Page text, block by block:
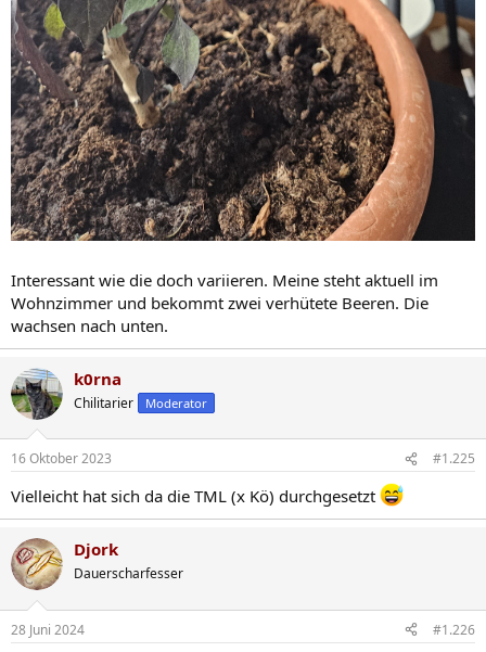
Interessant wie die doch variieren. Meine steht aktuell im
Wohnzimmer und bekommt zwei verhütete Beeren. Die
wachsen nach unten.
k0rna
Chilitarier Moderator
16 Oktober 2023 #1.225
Vielleicht hat sich da die TML (x Kö) durchgesetzt
Djork
Dauerscharfesser
28 Juni 2024 #1.226